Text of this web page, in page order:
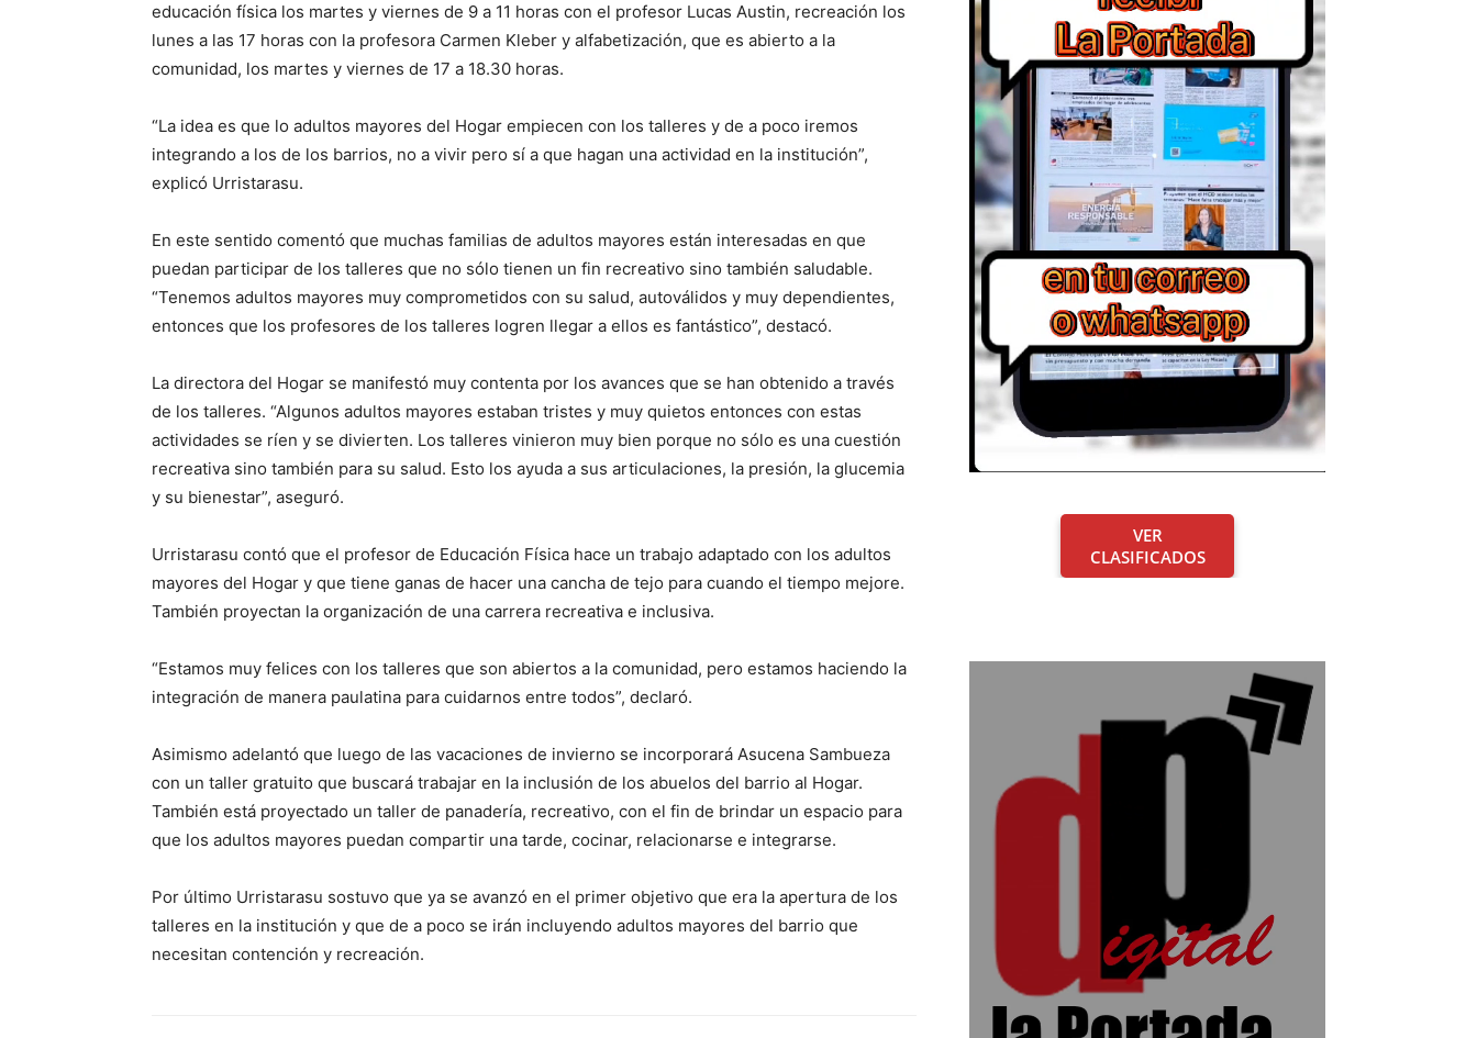
educación física los martes y viernes de 9 a 11 horas con el profesor Lucas Austin, recreación los
lunes a las 17 horas con la profesora Carmen Kleber y alfabetización, que es abierto a la
comunidad, los martes y viernes de 17 a 18.30 horas.
“La idea es que lo adultos mayores del Hogar empiecen con los talleres y de a poco iremos
integrando a los de los barrios, no a vivir pero sí a que hagan una actividad en la institución”,
explicó Urristarasu.
En este sentido comentó que muchas familias de adultos mayores están interesadas en que
puedan participar de los talleres que no sólo tienen un fin recreativo sino también saludable.
“Tenemos adultos mayores muy comprometidos con su salud, autoválidos y muy dependientes,
entonces que los profesores de los talleres logren llegar a ellos es fantástico”, destacó.
La directora del Hogar se manifestó muy contenta por los avances que se han obtenido a través
de los talleres. “Algunos adultos mayores estaban tristes y muy quietos entonces con estas
actividades se ríen y se divierten. Los talleres vinieron muy bien porque no sólo es una cuestión
recreativa sino también para su salud. Esto los ayuda a sus articulaciones, la presión, la glucemia
y su bienestar”, aseguró.
Urristarasu contó que el profesor de Educación Física hace un trabajo adaptado con los adultos
mayores del Hogar y que tiene ganas de hacer una cancha de tejo para cuando el tiempo mejore.
También proyectan la organización de una carrera recreativa e inclusiva.
“Estamos muy felices con los talleres que son abiertos a la comunidad, pero estamos haciendo la
integración de manera paulatina para cuidarnos entre todos”, declaró.
Asimismo adelantó que luego de las vacaciones de invierno se incorporará Asucena Sambueza
con un taller gratuito que buscará trabajar en la inclusión de los abuelos del barrio al Hogar.
También está proyectado un taller de panadería, recreativo, con el fin de brindar un espacio para
que los adultos mayores puedan compartir una tarde, cocinar, relacionarse e integrarse.
Por último Urristarasu sostuvo que ya se avanzó en el primer objetivo que era la apertura de los
talleres en la institución y que de a poco se irán incluyendo adultos mayores del barrio que
necesitan contención y recreación.
VER
CLASIFICADOS